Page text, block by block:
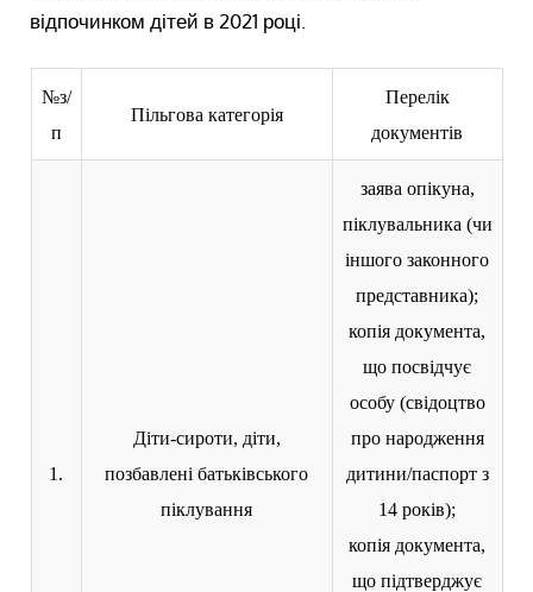
відпочинком дітей в 2021 році.
№з/
п
Пільгова категорія
Перелік
документів
1.
Діти-сироти, діти,
позбавлені батьківського
піклування
заява опікуна,
піклувальника (чи
іншого законного
представника);
копія документа,
що посвідчує
особу (свідоцтво
про народження
дитини/паспорт з
14 років);
копія документа,
що підтверджує